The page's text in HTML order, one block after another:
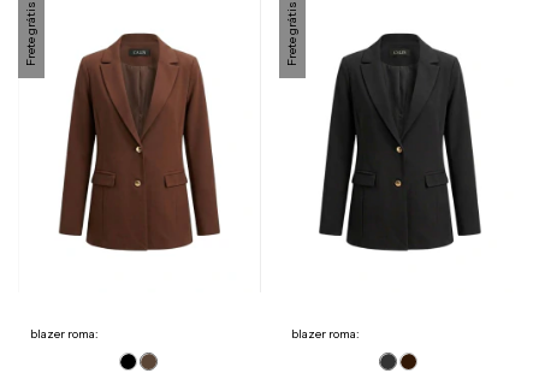
Frete grátis
blazer roma:
Frete grátis
blazer roma: